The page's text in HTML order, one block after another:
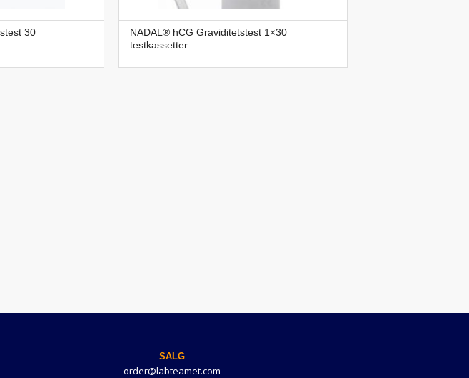
30
NADAL® hCG Graviditetstest 1×30
testkassetter
SALG
order@labteamet.com